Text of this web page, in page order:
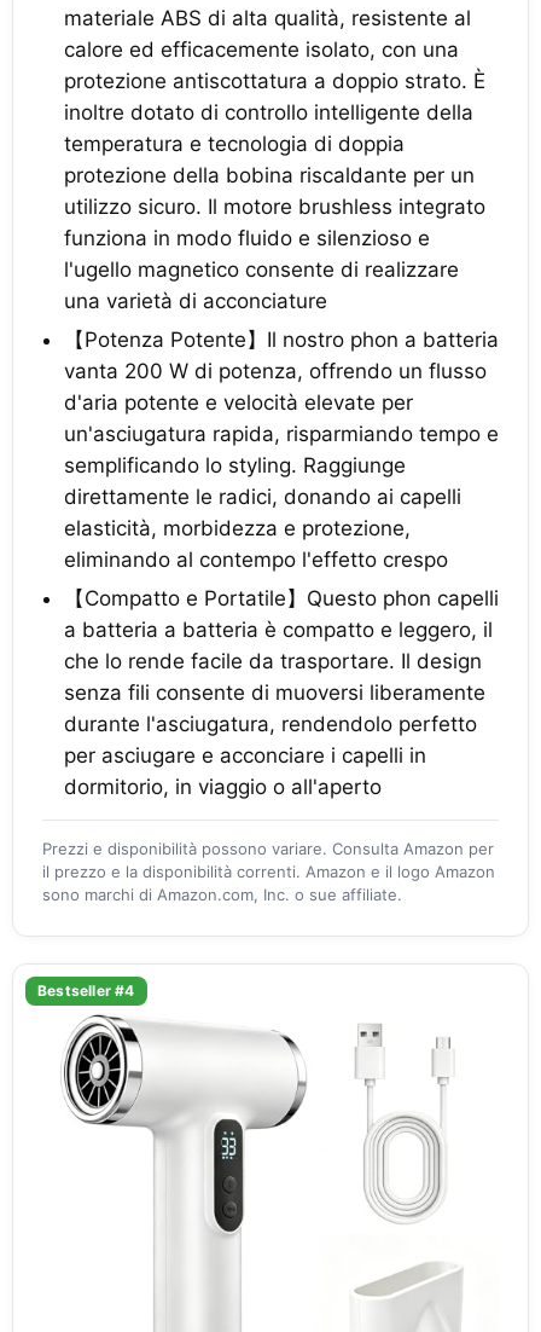
materiale ABS di alta qualità, resistente al
calore ed efficacemente isolato, con una
protezione antiscottatura a doppio strato. È
inoltre dotato di controllo intelligente della
temperatura e tecnologia di doppia
protezione della bobina riscaldante per un
utilizzo sicuro. Il motore brushless integrato
funziona in modo fluido e silenzioso e
l'ugello magnetico consente di realizzare
una varietà di acconciature
【Potenza Potente】Il nostro phon a batteria
vanta 200 W di potenza, offrendo un flusso
d'aria potente e velocità elevate per
un'asciugatura rapida, risparmiando tempo e
semplificando lo styling. Raggiunge
direttamente le radici, donando ai capelli
elasticità, morbidezza e protezione,
eliminando al contempo l'effetto crespo
【Compatto e Portatile】Questo phon capelli
a batteria a batteria è compatto e leggero, il
che lo rende facile da trasportare. Il design
senza fili consente di muoversi liberamente
durante l'asciugatura, rendendolo perfetto
per asciugare e acconciare i capelli in
dormitorio, in viaggio o all'aperto
Prezzi e disponibilità possono variare. Consulta Amazon per
il prezzo e la disponibilità correnti. Amazon e il logo Amazon
sono marchi di Amazon.com, Inc. o sue affiliate.
Bestseller #4